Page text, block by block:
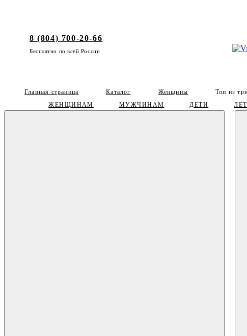
8 (804) 700-20-66
Бесплатно по всей России
ЖЕНЩИНАМ МУЖЧИНАМ ДЕТИ
Главная страница Каталог Женщины Топ из